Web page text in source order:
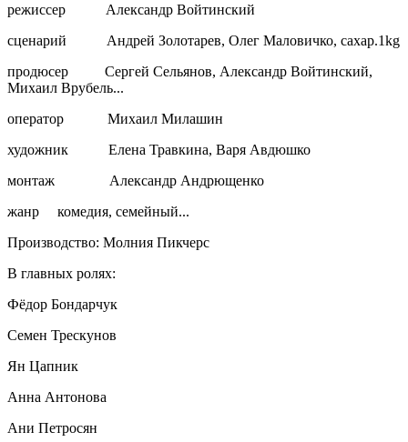
режиссер Александр Войтинский
сценарий Андрей Золотарев, Олег Маловичко, caxap.1kg
продюсер Сергей Сельянов, Александр Войтинский,
Михаил Врубель...
оператор Михаил Милашин
художник Елена Травкина, Варя Авдюшко
монтаж Александр Андрющенко
жанр комедия, семейный...
Производство: Молния Пикчерс
В главных ролях:
Фёдор Бондарчук
Семен Трескунов
Ян Цапник
Анна Антонова
Ани Петросян